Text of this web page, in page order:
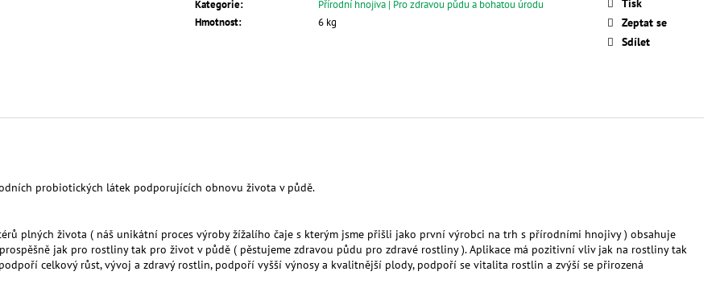
Kategorie:
Přírodní hnojiva | Pro zdravou půdu a bohatou úrodu
Hmotnost: 6 kg
Zeptat se
Sdílet
probiotických látek podporujících obnovu života v půdě.
plných života ( náš unikátní proces výroby žížalího čaje s kterým jsme přišli jako první výrobci na trh s přírodními hnojivy ) obsahuje
jak pro rostliny tak pro život v půdě ( pěstujeme zdravou půdu pro zdravé rostliny ). Aplikace má pozitivní vliv jak na rostliny tak
celkový růst, vývoj a zdravý rostlin, podpoří vyšší výnosy a kvalitnější plody, podpoří se vitalita rostlin a zvýší se přirozená